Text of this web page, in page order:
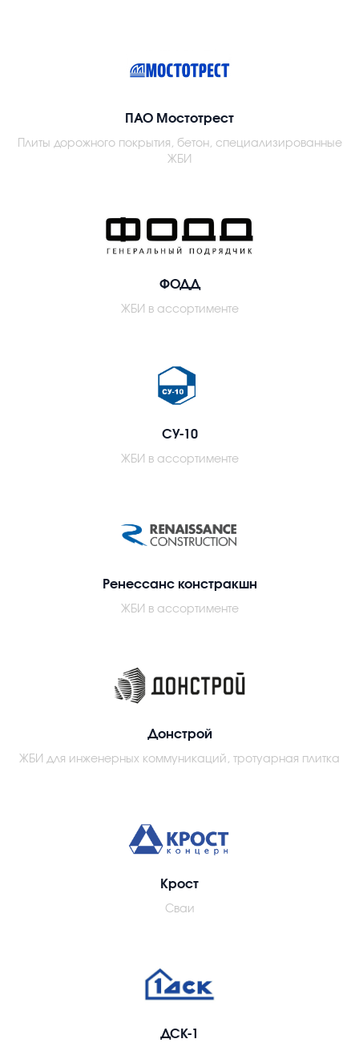
ПАО Мостотрест
Плиты дорожного покрытия, бетон, специализированные
ЖБИ
ФОДД
ЖБИ в ассортименте
СУ-10
ЖБИ в ассортименте
Ренессанс констракшн
ЖБИ в ассортименте
Донстрой
ЖБИ для инженерных коммуникаций, тротуарная плитка
Крост
Сваи
ДСК-1